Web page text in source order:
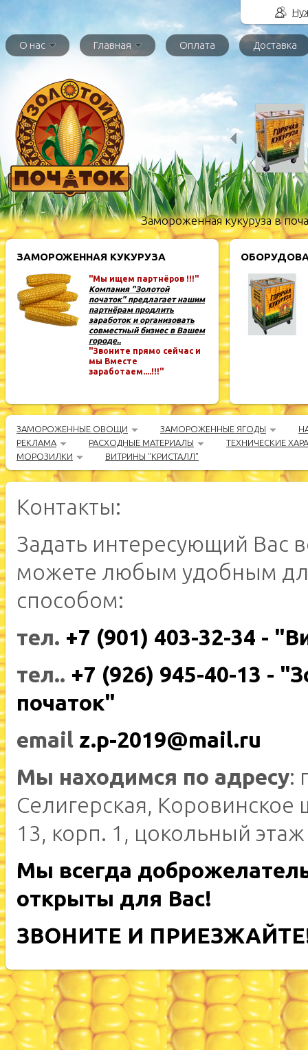
О нас Главная Оплата Доставка
Замороженная кукуруза в
ЗАМОРОЖЕННАЯ КУКУРУЗА
"Мы ищем партнёров !!!"
Компания "Золотой
початок" предлагает нашим
партнёрам продлить
заработок и организовать
совместный бизнес в Вашем
городе..
"Звоните прямо сейчас и
мы Вместе
заработаем....!!!"
ЗАМОРОЖЕННЫЕ ОВОЩИ ЗАМОРОЖЕННЫЕ ЯГОДЫ
РЕКЛАМА
РАСХОДНЫЕ МАТЕРИАЛЫ
ТЕХНИЧЕСКИЕ
МОРОЗИЛКИ
ВИТРИНЫ "КРИСТАЛЛ"
Контакты:
Задать интересующий Вас
можете любым удобным
способом:
тел. +7 (901) 403-32-34 -
тел.. +7 (926) 945-40-13 -
початок"
email z.p-2019@mail.ru
Мы находимся по адресу:
Селигерская, Коровинское
13, корп. 1, цокольный этаж
Мы всегда
открыты для Вас!
ЗВОНИТЕ И